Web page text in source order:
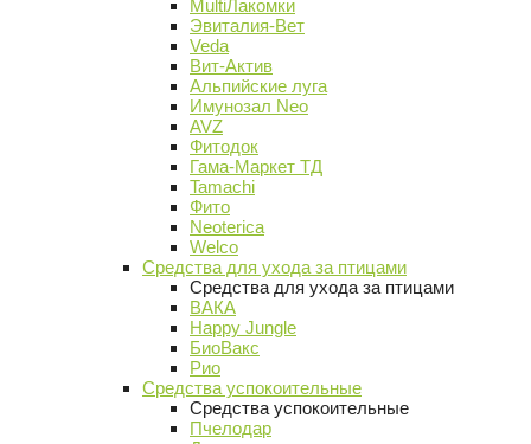
MultiЛакомки
Эвиталия-Вет
Veda
Вит-Актив
Альпийские луга
Имунозал Neo
AVZ
Фитодок
Гама-Маркет ТД
Tamachi
Фито
Neoterica
Welco
Средства для ухода за птицами
Средства для ухода за птицами
ВАКА
Happy Jungle
БиоВакс
Рио
Средства успокоительные
Средства успокоительные
Пчелодар